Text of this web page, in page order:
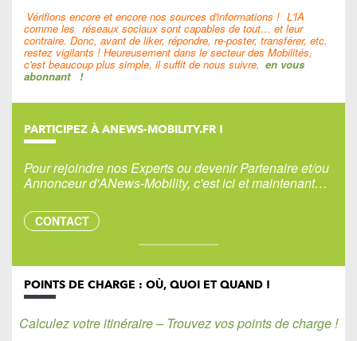
Vérifions encore et encore nos sources d'informations ! L'IA
comme les réseaux sociaux sont capables de tout… et leur
contraire. Donc, avant de liker, répondre, re-poster, transférer, etc.
restez vigilants ! Heureusement dans le secteur des Mobilités,
c'est beaucoup plus simple, il suffit de nous suivre, en vous
abonnant !
PARTICIPEZ À ANEWS-MOBILITY.FR !
Pour rejoindre nos Experts ou devenir Partenaire et/ou
Annonceur d'ANews-Mobility, c'est ici et maintenant…
CONTACT
POINTS DE CHARGE : OÙ, QUOI ET QUAND !
Calculez votre itinéraire – Trouvez vos points de charge !